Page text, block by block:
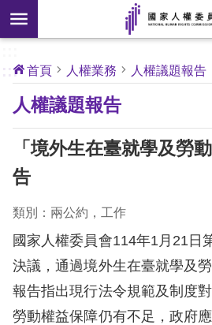
前往主要內容區塊
搜
尋
開
新
核
心
人
權
公
約
關
於
本
會
最
新
:::
首頁 人權業務 人權議題報告
人權議題報告
「境外生在臺就學及勞
告
類別：兩公約，工作
國家人權委員會114年1 月 21 日
決議，通過境外生在臺就學及
報告指出現行法令規範及制度
勞動權益保障仍有不足，政府